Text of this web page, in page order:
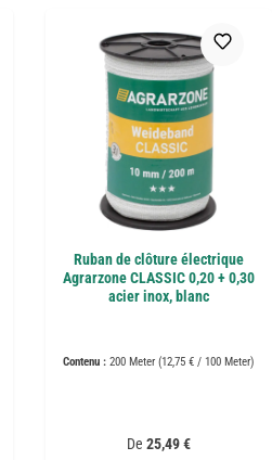
Ruban de clôture électrique
Agrarzone CLASSIC 0,20 + 0,30
acier inox, blanc
Contenu : 200 Meter (12,75 € / 100 Meter)
Prix régulier :
De 25,49 €